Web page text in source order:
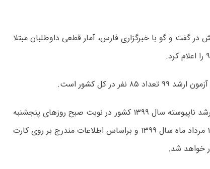
گفت و گو با خبرگزاری فارس، آمار قطعی داوطلبان مبتلا
در کل کشور است.
وی افزود: آزمون ورودی مقطع کارشناسی‌ ارشد ناپیوسته‌ سال ۱۳۹۹ کشور در نوبت صبح روزهای پنجشنبه
۱۶ مرداد ماه، جمعه ۱۷ مرداد ماه و شنبه ۱۸ مرداد ماه سال ۱۳۹۹ و براساس اطلاعات مندرج بر روی کارت
خواهد شد.